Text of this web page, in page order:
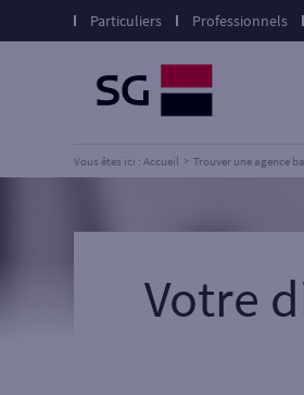
Particuliers Professionnels
Vous êtes ici : Accueil Trouver une agence
Votre